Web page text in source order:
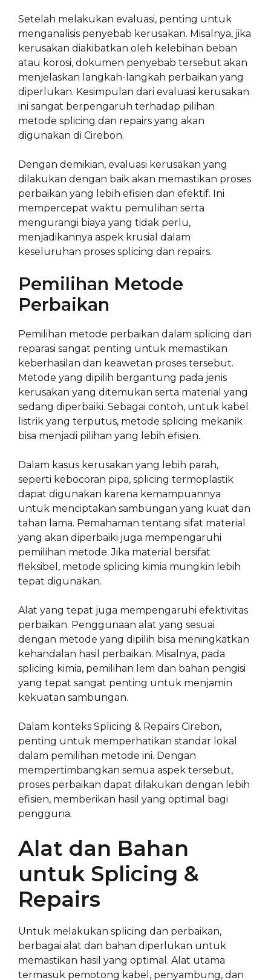
Setelah melakukan evaluasi, penting untuk
menganalisis penyebab kerusakan. Misalnya, jika
kerusakan diakibatkan oleh kelebihan beban
atau korosi, dokumen penyebab tersebut akan
menjelaskan langkah-langkah perbaikan yang
diperlukan. Kesimpulan dari evaluasi kerusakan
ini sangat berpengaruh terhadap pilihan
metode splicing dan repairs yang akan
digunakan di Cirebon.
Dengan demikian, evaluasi kerusakan yang
dilakukan dengan baik akan memastikan proses
perbaikan yang lebih efisien dan efektif. Ini
mempercepat waktu pemulihan serta
mengurangi biaya yang tidak perlu,
menjadikannya aspek krusial dalam
keseluruhan proses splicing dan repairs.
Pemilihan Metode
Perbaikan
Pemilihan metode perbaikan dalam splicing dan
reparasi sangat penting untuk memastikan
keberhasilan dan keawetan proses tersebut.
Metode yang dipilih bergantung pada jenis
kerusakan yang ditemukan serta material yang
sedang diperbaiki. Sebagai contoh, untuk kabel
listrik yang terputus, metode splicing mekanik
bisa menjadi pilihan yang lebih efisien.
Dalam kasus kerusakan yang lebih parah,
seperti kebocoran pipa, splicing termoplastik
dapat digunakan karena kemampuannya
untuk menciptakan sambungan yang kuat dan
tahan lama. Pemahaman tentang sifat material
yang akan diperbaiki juga mempengaruhi
pemilihan metode. Jika material bersifat
fleksibel, metode splicing kimia mungkin lebih
tepat digunakan.
Alat yang tepat juga mempengaruhi efektivitas
perbaikan. Penggunaan alat yang sesuai
dengan metode yang dipilih bisa meningkatkan
kehandalan hasil perbaikan. Misalnya, pada
splicing kimia, pemilihan lem dan bahan pengisi
yang tepat sangat penting untuk menjamin
kekuatan sambungan.
Dalam konteks Splicing & Repairs Cirebon,
penting untuk memperhatikan standar lokal
dalam pemilihan metode ini. Dengan
mempertimbangkan semua aspek tersebut,
proses perbaikan dapat dilakukan dengan lebih
efisien, memberikan hasil yang optimal bagi
pengguna.
Alat dan Bahan
untuk Splicing &
Repairs
Untuk melakukan splicing dan perbaikan,
berbagai alat dan bahan diperlukan untuk
memastikan hasil yang optimal. Alat utama
termasuk pemotong kabel, penyambung, dan